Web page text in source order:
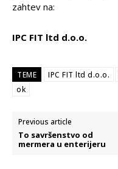
zahtev na:
IPC FIT ltd d.o.o.
TEME IPC FIT ltd d.o.o.
ok
Previous article
To savršenstvo od
mermera u enterijeru